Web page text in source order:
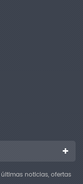
noticias, ofertas